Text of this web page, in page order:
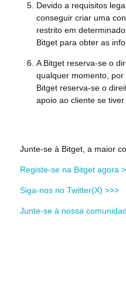
Devido a requisitos
conseguir criar uma
restrito em
Bitget para obter as
A Bitget reserva-se o
qualquer momento,
Bitget reserva-se o
apoio ao cliente se tiver
Junte-se à Bitget, a maior
Registe-se na Bitget agora
Siga-nos no Twitter(X) >>>
Junte-se à nossa